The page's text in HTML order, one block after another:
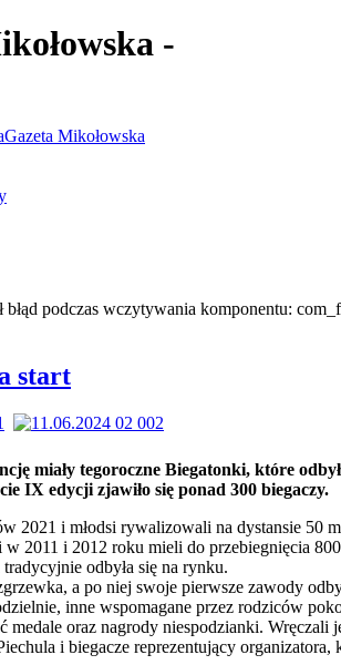
-
Gazeta Mikołowska
błąd podczas wczytywania komponentu:
start
miały tegoroczne Biegatonki, które
IX edycji zjawiło się ponad 300 biegaczy.
2021 i młodsi rywalizowali na dystansie 50
w 2011 i 2012 roku mieli do przebiegnięcia 800
odbyła się na rynku.
a po niej swoje pierwsze zawody
inne wspomagane przez rodziców
medale oraz nagrody niespodzianki. Wręczali
i biegacze reprezentujący organizatora,